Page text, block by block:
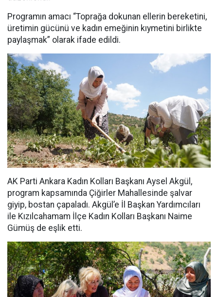
Programın amacı “Toprağa dokunan ellerin bereketini,
üretimin gücünü ve kadın emeğinin kıymetini birlikte
paylaşmak” olarak ifade edildi.
AK Parti Ankara Kadın Kolları Başkanı Aysel Akgül,
program kapsamında Çiğirler Mahallesinde şalvar
giyip, bostan çapaladı. Akgül’e İl Başkan Yardımcıları
ile Kızılcahamam İlçe Kadın Kolları Başkanı Naime
Gümüş de eşlik etti.